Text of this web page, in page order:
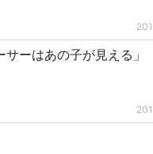
ーはあの子が見える」